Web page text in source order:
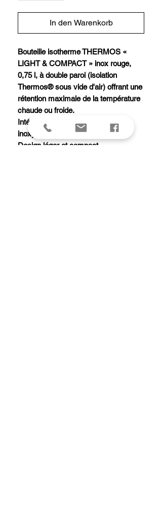
In den Warenkorb
Bouteille isotherme THERMOS «
LIGHT & COMPACT » inox rouge,
0,75 l, à double paroi (isolation
Thermos® sous vide d'air) offrant une
rétention maximale de la température
chaude ou froide.
Intérieur et extérieur en acier
inoxydable incassable.
Design léger et compact.